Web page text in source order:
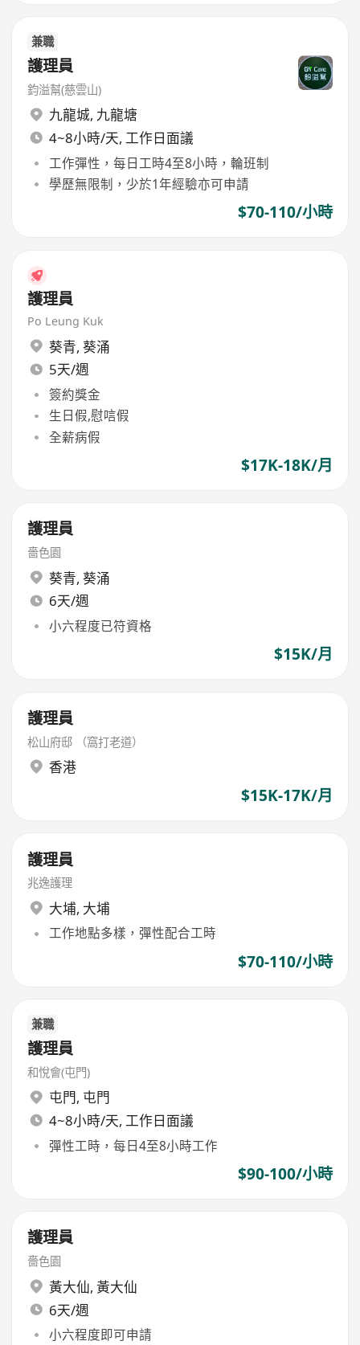
兼職
護理員
鈞溢幫(慈雲山)
九龍城, 九龍塘
4~8小時/天, 工作日面議
工作彈性，每日工時4至8小時，輪班制
學歷無限制，少於1年經驗亦可申請
$70-110/小時
護理員
Po Leung Kuk
葵青, 葵涌
5天/週
簽約獎金
生日假,慰唁假
全薪病假
$17K-18K/月
護理員
嗇色園
葵青, 葵涌
6天/週
小六程度已符資格
$15K/月
護理員
松山府邸 （窩打老道）
香港
$15K-17K/月
護理員
兆逸護理
大埔, 大埔
工作地點多樣，彈性配合工時
$70-110/小時
兼職
護理員
和悅會(屯門)
屯門, 屯門
4~8小時/天, 工作日面議
彈性工時，每日4至8小時工作
$90-100/小時
護理員
嗇色園
黃大仙, 黃大仙
6天/週
小六程度即可申請